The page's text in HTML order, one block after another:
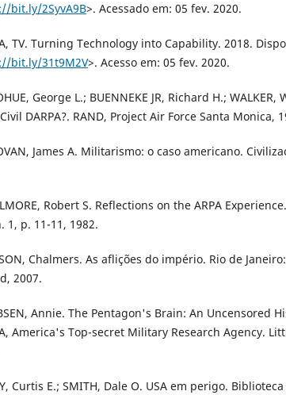
bit.ly/2SyvA9B>. Acessado em: 05 fev. 2020.
TV. Turning Technology into Capability. 2018.
bit.ly/31t9M2V>. Acesso em: 05 fev. 2020.
George L.; BUENNEKE JR, Richard H.; WALKER,
DARPA?. RAND, Project Air Force Santa Monica,
James A. Militarismo: o caso americano.
Robert S. Reflections on the ARPA
1, p. 11-11, 1982.
Chalmers. As aflições do império. Rio de
2007.
Annie. The Pentagon's Brain: An Uncensored
America's Top-secret Military Research Agency.
Curtis E.; SMITH, Dale O. USA em perigo.